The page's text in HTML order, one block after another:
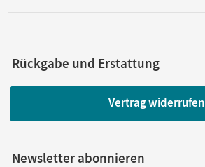
Rückgabe und Erstattung
Vertrag widerrufen
Newsletter abonnieren